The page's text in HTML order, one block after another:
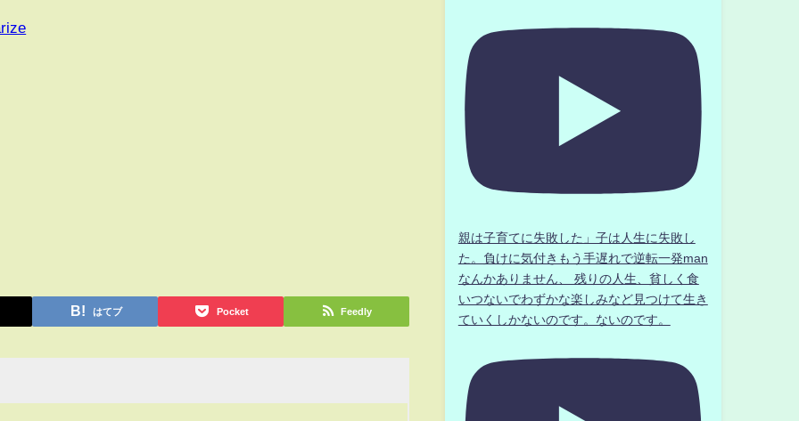
はてブ Pocket Feedly
親は子育てに失敗した」子は人生に失敗し
た。負けに気付きもう手遅れで逆転一発man
なんかありません、 残りの人生、貧しく食
いつないでわずかな楽しみなど見つけて生き
ていくしかないのです。ないのです。